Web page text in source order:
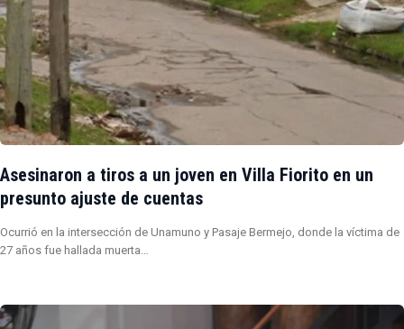
Asesinaron a tiros a un joven en Villa Fiorito en un
presunto ajuste de cuentas
Ocurrió en la intersección de Unamuno y Pasaje Bermejo, donde la víctima de
27 años fue hallada muerta…